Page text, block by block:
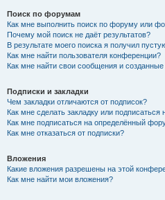
Поиск по форумам
Как мне выполнить поиск по форуму или
Почему мой поиск не даёт результатов?
В результате моего поиска я получил
Как мне найти пользователя конференции?
Как мне найти свои сообщения и
Подписки и закладки
Чем закладки отличаются от подписок?
Как мне сделать закладку или
Как мне подписаться на определённый
Как мне отказаться от подписки?
Вложения
Какие вложения разрешены на этой
Как мне найти мои вложения?